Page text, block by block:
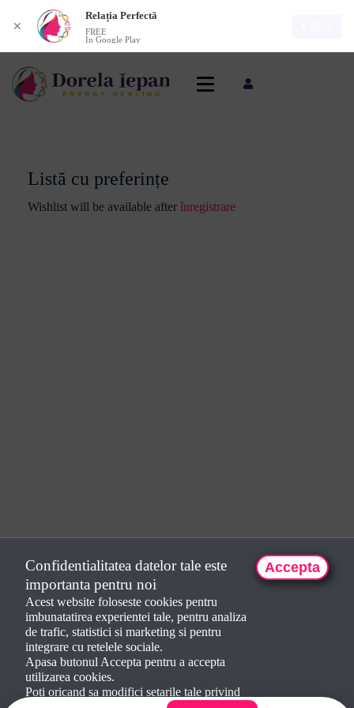
Listă cu preferințe
Wishlist will be available after înregistrare
✕
Relația Perfectă
FREE
In Google Play
Confidentialitatea datelor tale este
importanta pentru noi
Acest website foloseste cookies pentru
imbunatatirea experientei tale, pentru analiza
de trafic, statistici si marketing si pentru
integrare cu retelele sociale.
Apasa butonul Accepta pentru a accepta
utilizarea cookies.
Poti oricand sa modifici setarile tale privind
Accepta